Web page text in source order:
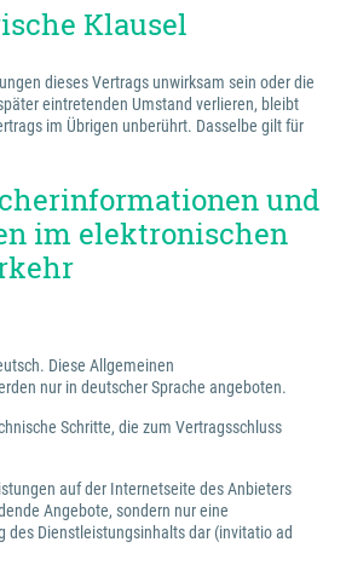
Klausel
dieses Vertrags unwirksam sein oder die
eintretenden Umstand verlieren, bleibt
im Übrigen unberührt. Dasselbe gilt für
und
im elektronischen
Diese Allgemeinen
nur in deutscher Sprache angeboten.
Schritte, die zum Vertragsschluss
auf der Internetseite des Anbieters
Angebote, sondern nur eine
des Dienstleistungsinhalts dar (invitatio ad